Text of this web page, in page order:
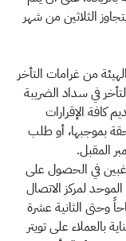
الثلاثين من شهر
من غرامات التأخر
في سداد الضريبة
كافة الإقرارات
بموجبها، أو طلب
المقبل.
في الحصول على
لمركز الاتصال
وحتى الثانية عشرة
بالعملاء على تويتر